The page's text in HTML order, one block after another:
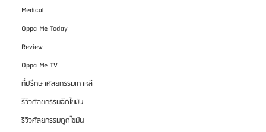
Medical
Oppa Me Today
Review
Oppa Me TV
ที่ปรึกษาศัลยกรรมเกาหลี
รีวิวศัลยกรรมฉีดไขมัน
รีวิวศัลยกรรมดูดไขมัน